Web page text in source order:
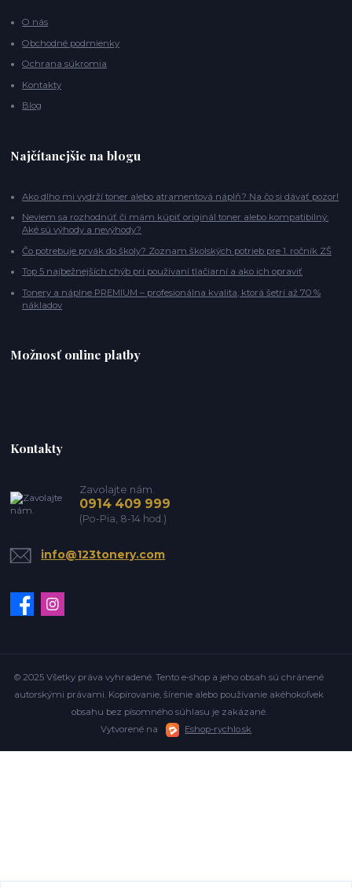
O nás
Obchodné podmienky
Ochrana súkromia
Kontakty
Blog
Najčítanejšie na blogu
Ako dlho mi vydrží toner alebo atramentová náplň? Na čo si dávať pozor!
Neviem sa rozhodnúť či mám kúpiť originál toner alebo kompatibilný:
Aké sú výhody a nevýhody?
Čo potrebuje prvák do školy? Zoznam školských potrieb pre 1. ročník ZŠ
Top 5 najbežnejších chýb pri používaní tlačiarní a ako ich opraviť
Tonery a náplne PREMIUM – profesionálna kvalita, ktorá šetrí až 70 %
nákladov
Možnosť online platby
Kontakty
Zavolajte nám.
0914 409 999
(Po-Pia, 8-14 hod.)
info@123tonery.com
© 2025 Všetky práva vyhradené. Tento e-shop a jeho obsah sú chránené
autorskými právami. Kopírovanie, šírenie alebo používanie akéhokoľvek
obsahu bez písomného súhlasu je zakázané.
Vytvorené na
Eshop-rychlo.sk